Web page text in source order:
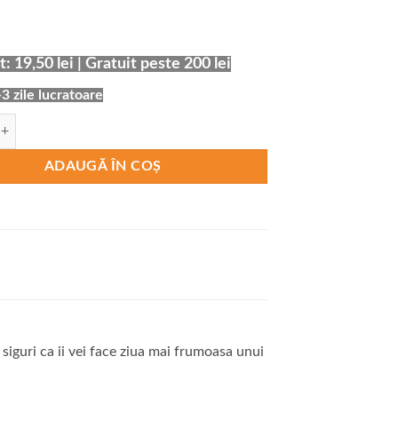
19,50 lei | Gratuit peste 200 lei
zile lucratoare
Stomatolog Just Floss
ADAUGĂ ÎN COȘ
ca ii vei face ziua mai frumoasa unui